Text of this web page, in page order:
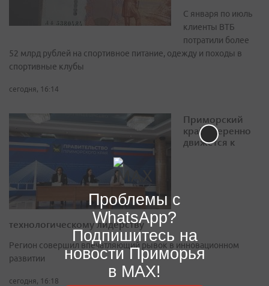
С января по июль
клиенты ВТБ
потратили более
52 млрд рублей на спортивное питание, одежду и походы в
спортивные клубы
сегодня, 16:14
Приморский
край уверенно
движется к
технологическому лидерству
Регион совершил впечатляющий рывок в инновационном
развитии
сегодня, 16:18
Проблемы с
WhatsApp?
Подпишитесь на
новости Приморья
в MAX!